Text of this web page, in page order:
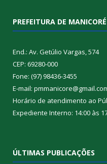
PREFEITURA DE MANICORÉ
End.: Av. Getúlio Vargas, 574
CEP: 69280-000
Fone: (97) 98436-3455
E-mail:
Horário de atendimento ao
Expediente Interno: 14:00 às
ÚLTIMAS PUBLICAÇÕES